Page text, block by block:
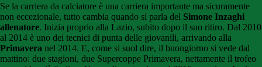
Se la carriera da calciatore è una carriera importante ma sicuramente
non eccezionale, tutto cambia quando si parla del Simone Inzaghi
allenatore. Inizia proprio alla Lazio, subito dopo il suo ritiro. Dal 2010
al 2014 è uno dei tecnici di punta delle giovanili, arrivando alla
Primavera nel 2014. E, come si suol dire, il buongiorno si vede dal
mattino: due stagioni, due Supercoppe Primavera, nettamente il trofeo